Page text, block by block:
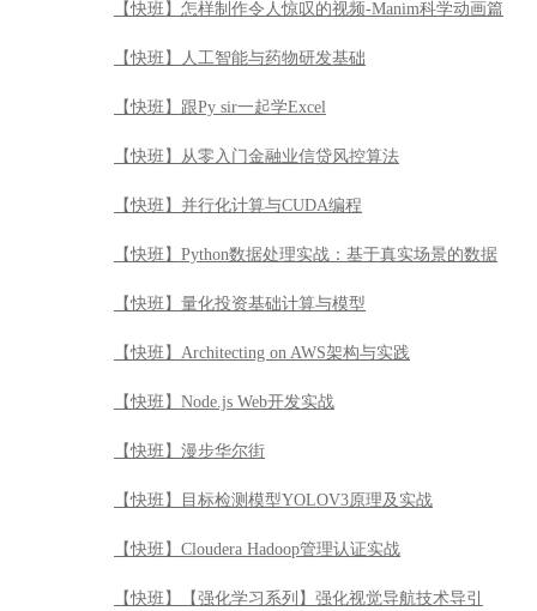
【快班】怎样制作令人惊叹的视频-Manim科学动画篇
【快班】人工智能与药物研发基础
【快班】跟Py sir一起学Excel
【快班】从零入门金融业信贷风控算法
【快班】并行化计算与CUDA编程
【快班】Python数据处理实战：基于真实场景的数据
【快班】量化投资基础计算与模型
【快班】Architecting on AWS架构与实践
【快班】Node.js Web开发实战
【快班】漫步华尔街
【快班】目标检测模型YOLOV3原理及实战
【快班】Cloudera Hadoop管理认证实战
【快班】【强化学习系列】强化视觉导航技术导引